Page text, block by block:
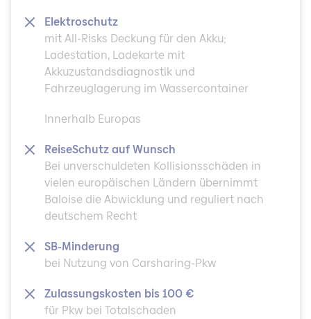
Elektroschutz
mit All-Risks Deckung für den Akku;
Ladestation, Ladekarte mit
Akkuzustandsdiagnostik und
Fahrzeuglagerung im Wassercontainer
Innerhalb Europas
ReiseSchutz auf Wunsch
Bei unverschuldeten Kollisionsschäden in
vielen europäischen Ländern übernimmt
Baloise die Abwicklung und reguliert nach
deutschem Recht
SB-Minderung
bei Nutzung von Carsharing-Pkw
Zulassungskosten bis 100 €
für Pkw bei Totalschaden